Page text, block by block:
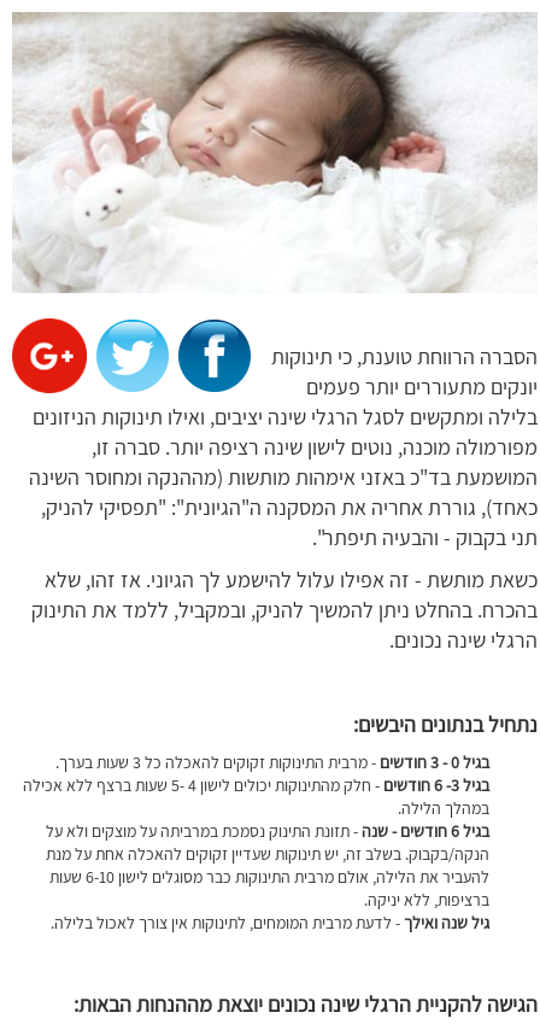
הסברה הרווחת טוענת, כי תינוקות
יונקים מתעוררים יותר פעמים
בלילה ומתקשים לסגל הרגלי שינה יציבים, ואילו תינוקות הניזונים
מפורמולה מוכנה, נוטים לישון שינה רציפה יותר. סברה זו,
המושמעת בד"כ באזני אימהות מותשות (מההנקה ומחוסר השינה
כאחד), גוררת אחריה את המסקנה ה"הגיונית": "תפסיקי להניק,
תני בקבוק - והבעיה תיפתר".
כשאת מותשת - זה אפילו עלול להישמע לך הגיוני. אז זהו, שלא
בהכרח. בהחלט ניתן להמשיך להניק, ובמקביל, ללמד את התינוק
הרגלי שינה נכונים.
נתחיל בנתונים היבשים:
בגיל 0 - 3 חודשים
- מרבית התינוקות זקוקים להאכלה כל 3 שעות בערך.
בגיל 3- 6 חודשים
- חלק מהתינוקות יכולים לישון 4 -5 שעות ברצף ללא אכילה
במהלך הלילה.
בגיל 6 חודשים - שנה
- תזונת התינוק נסמכת במרביתה על מוצקים ולא על
הנקה/בקבוק. בשלב זה, יש תינוקות שעדיין זקוקים להאכלה אחת על מנת
להעביר את הלילה, אולם מרבית התינוקות כבר מסוגלים לישון 6-10 שעות
ברציפות, ללא יניקה.
גיל שנה ואילך- לדעת מרבית המומחים, לתינוקות אין צורך לאכול בלילה.
הגישה להקניית הרגלי שינה נכונים יוצאת מההנחות הבאות: